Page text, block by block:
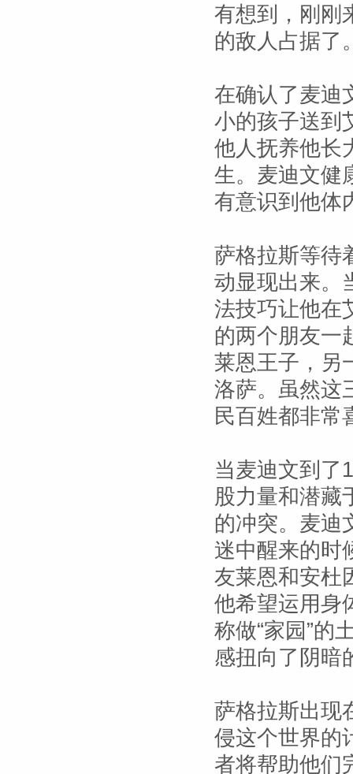
有想到，刚刚
的敌人占据了
在确认了麦迪
小的孩子送到
他人抚养他长
生。麦迪文健
有意识到他体
萨格拉斯等待
动显现出来。
法技巧让他在
的两个朋友一
莱恩王子，另
洛萨。虽然这
民百姓都非常
当麦迪文到了
股力量和潜藏
的冲突。麦迪
迷中醒来的时
友莱恩和安杜
他希望运用身
称做“家园”的
感扭向了阴暗
萨格拉斯出现
侵这个世界的
者将帮助他们